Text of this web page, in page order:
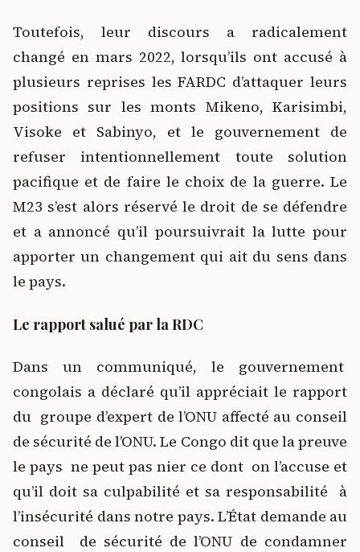
Toutefois, leur discours a radicalement
changé en mars 2022, lorsqu’ils ont accusé à
plusieurs reprises les FARDC d’attaquer leurs
positions sur les monts Mikeno, Karisimbi,
Visoke et Sabinyo, et le gouvernement de
refuser intentionnellement toute solution
pacifique et de faire le choix de la guerre. Le
M23 s’est alors réservé le droit de se défendre
et a annoncé qu’il poursuivrait la lutte pour
apporter un changement qui ait du sens dans
le pays.
Le rapport salué par la RDC
Dans un communiqué, le gouvernement
congolais a déclaré qu’il appréciait le rapport
du groupe d’expert de l’ONU affecté au conseil
de sécurité de l’ONU. Le Congo dit que la preuve
le pays ne peut pas nier ce dont on l’accuse et
qu’il doit sa culpabilité et sa responsabilité à
l’insécurité dans notre pays. L’État demande au
conseil de sécurité de l’ONU de condamner